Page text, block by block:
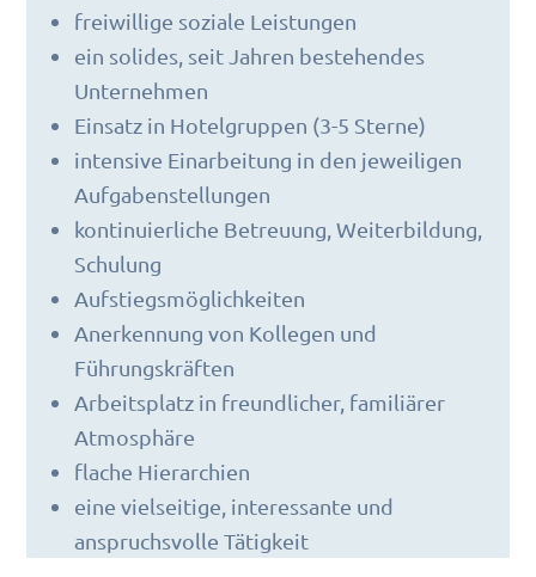
freiwillige soziale Leistungen
ein solides, seit Jahren bestehendes
Unternehmen
Einsatz in Hotelgruppen (3-5 Sterne)
intensive Einarbeitung in den jeweiligen
Aufgabenstellungen
kontinuierliche Betreuung, Weiterbildung,
Schulung
Aufstiegsmöglichkeiten
Anerkennung von Kollegen und
Führungskräften
Arbeitsplatz in freundlicher, familiärer
Atmosphäre
flache Hierarchien
eine vielseitige, interessante und
anspruchsvolle Tätigkeit